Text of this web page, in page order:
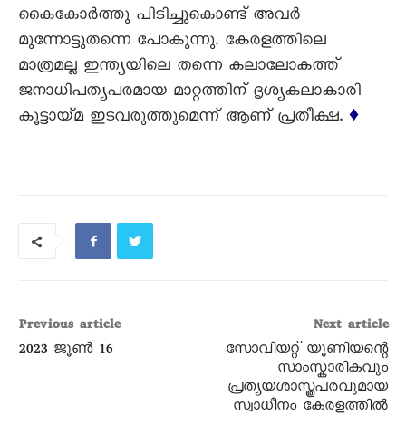
കൈകോർത്തു പിടിച്ചുകൊണ്ട് അവർ
മുന്നോട്ടുതന്നെ പോകുന്നു. കേരളത്തിലെ
മാത്രമല്ല ഇന്ത്യയിലെ തന്നെ കലാലോകത്ത്
ജനാധിപത്യപരമായ മാറ്റത്തിന് ദൃശ്യകലാകാരി
കൂട്ടായ്മ ഇടവരുത്തുമെന്ന് ആണ് പ്രതീക്ഷ. ♦
Previous article
2023 ജൂൺ 16
Next article
സോവിയറ്റ് യൂണിയന്റെ
സാംസ്കാരികവും
പ്രത്യയശാസ്ത്രപരവുമായ
സ്വാധീനം കേരളത്തിൽ